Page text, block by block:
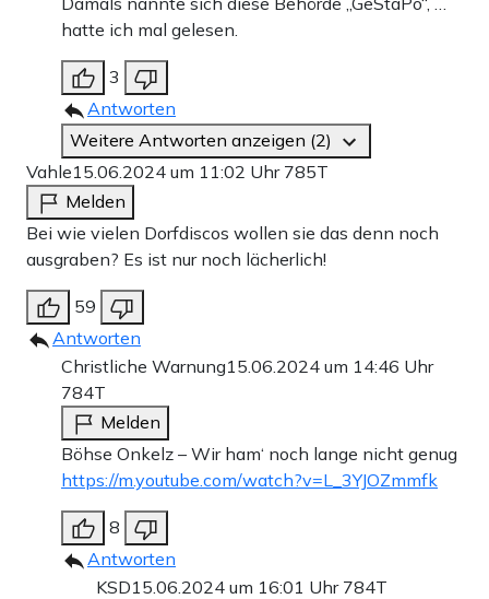
hatte ich mal gelesen.
3
Antworten
Weitere Antworten anzeigen (2)
Vahle15.06.2024 um 11:02 Uhr 785T
Melden
Bei wie vielen Dorfdiscos wollen sie das denn noch
ausgraben? Es ist nur noch lächerlich!
59
Antworten
Christliche Warnung15.06.2024 um 14:46 Uhr
784T
Melden
Böhse Onkelz – Wir ham‘ noch lange nicht genug
https://m.youtube.com/watch?v=L_3YJOZmmfk
8
Antworten
KSD15.06.2024 um 16:01 Uhr 784T